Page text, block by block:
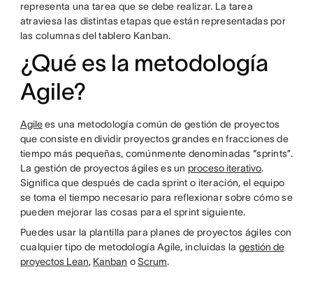
representa una tarea que se debe realizar. La tarea
atraviesa las distintas etapas que están representadas por
las columnas del tablero Kanban.
¿Qué es la metodología
Agile?
Agilees una metodología común de gestión de proyectos
que consiste en dividir proyectos grandes en fracciones de
tiempo más pequeñas, comúnmente denominadas “sprints”.
La gestión de proyectos ágiles es un proceso iterativo.
Significa que después de cada sprint o iteración, el equipo
se toma el tiempo necesario para reflexionar sobre cómo se
pueden mejorar las cosas para el sprint siguiente.
Puedes usar la plantilla para planes de proyectos ágiles con
cualquier tipo de metodología Agile, incluidas la gestión de
proyectos Lean, Kanban oScrum.